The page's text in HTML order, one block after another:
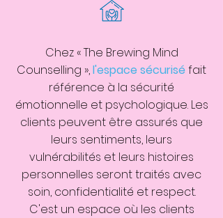
Chez « The Brewing Mind
Counselling »,l'espace sécuriséfait
référence à la sécurité
émotionnelle et psychologique. Les
clients peuvent être assurés que
leurs sentiments, leurs
vulnérabilités et leurs histoires
personnelles seront traités avec
soin, confidentialité et respect.
C'est un espace où les clients